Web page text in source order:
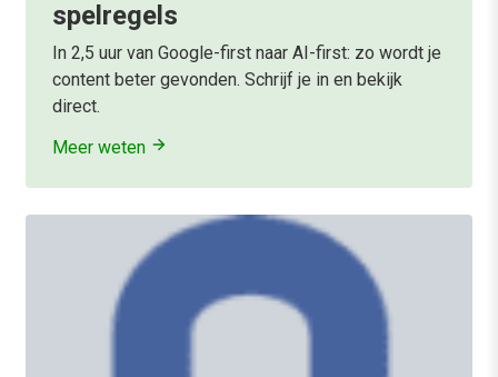
spelregels
In 2,5 uur van Google-first naar AI-first: zo wordt je
content beter gevonden. Schrijf je in en bekijk
direct.
Meer weten